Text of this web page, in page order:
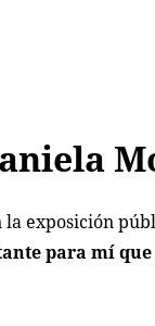
la exposición
para mí